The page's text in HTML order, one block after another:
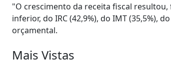
"O crescimento da receita fiscal resultou,
inferior, do IRC (42,9%), do IMT (35,5%),
orçamental.
Mais Vistas